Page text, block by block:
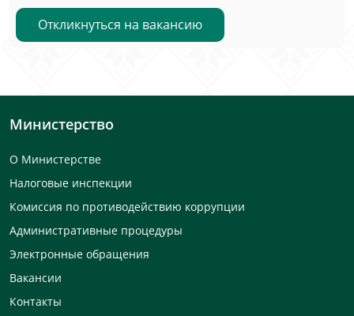
Откликнуться на вакансию
Министерство
О Министерстве
Налоговые инспекции
Комиссия по противодействию коррупции
Административные процедуры
Электронные обращения
Вакансии
Контакты